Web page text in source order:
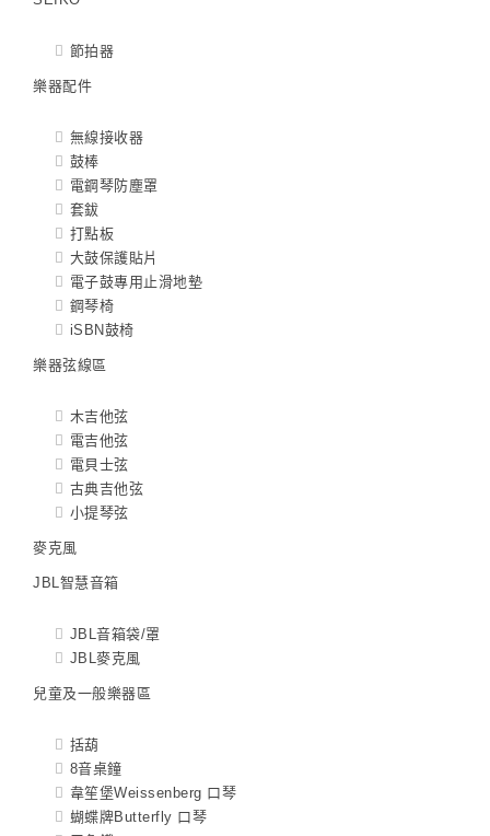
節拍器
樂器配件
無線接收器
鼓棒
電鋼琴防塵罩
套鈸
打點板
大鼓保護貼片
電子鼓專用止滑地墊
鋼琴椅
iSBN鼓椅
樂器弦線區
木吉他弦
電吉他弦
電貝士弦
古典吉他弦
小提琴弦
麥克風
JBL智慧音箱
JBL音箱袋/罩
JBL麥克風
兒童及一般樂器區
括葫
8音桌鐘
韋笙堡Weissenberg 口琴
蝴蝶牌Butterfly 口琴